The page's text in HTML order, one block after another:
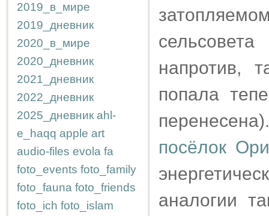
2019_в_мире
2019_дневник
2020_в_мире
2020_дневник
2021_дневник
2022_дневник
2025_дневник ahl-
e_haqq apple art
audio-files evola fa
foto_events foto_family
foto_fauna foto_friends
foto_ich foto_islam
напротив,
попала
посёлок
аналогии